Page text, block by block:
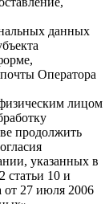
данных
Оператора
лицом
продолжить
указанных в
статьи 10 и
от 27 июля 2006